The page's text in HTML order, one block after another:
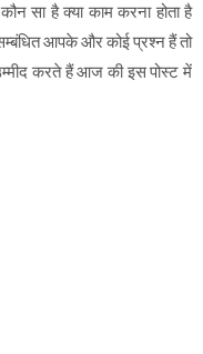
सा है क्या काम करना होता है
आपके और कोई प्रश्न हैं तो
करते हैं आज की इस पोस्ट में